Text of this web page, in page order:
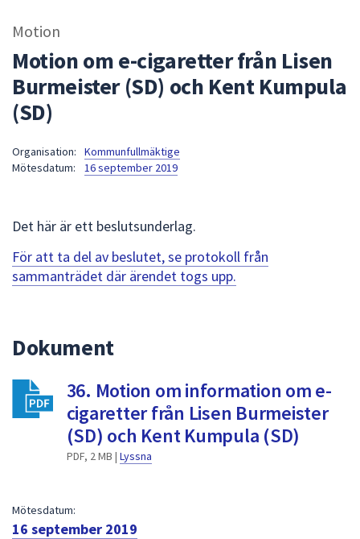
sökfältet
kommer
sökförslag
att
navigera
mellan
att
välja
något
av
Motion
Motion om e-cigaretter från Lisen
Burmeister (SD) och Kent Kumpula
(SD)
Organisation:
Kommunfullmäktige
Mötesdatum:
16 september 2019
Det här är ett beslutsunderlag.
För att ta del av beslutet, se protokoll från
sammanträdet där ärendet togs upp.
Dokument
36. Motion om information om e-
cigaretter från Lisen Burmeister
(SD) och Kent Kumpula (SD)
PDF, 2 MB | Lyssna
Mötesdatum:
16 september 2019